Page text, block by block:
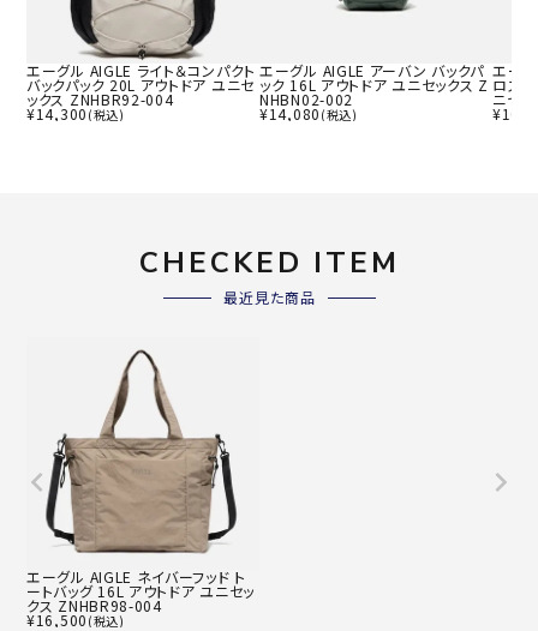
エーグル AIGLE ライト＆コンパクト
バックパック 20L アウトドア ユニセ
ックス ZNHBR92-004
¥14,300 (税込)
エーグル AIGLE アーバン バックパ
ック 16L アウトドア ユニセックス Z
NHBN02-002
¥14,080 (税込)
エー
ロス
ニセ
¥
CHECKED ITEM
最近見た商品
エーグル AIGLE ネイバーフッド ト
ートバッグ 16L アウトドア ユニセッ
クス ZNHBR98-004
¥16,500 (税込)